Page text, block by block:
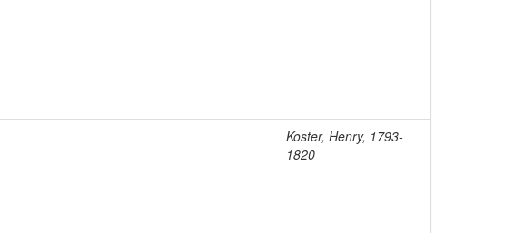
Koster, Henry, 1793-
1820